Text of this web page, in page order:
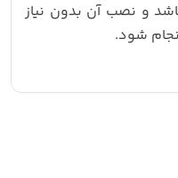
و نصب آن بدون نیاز
شود.